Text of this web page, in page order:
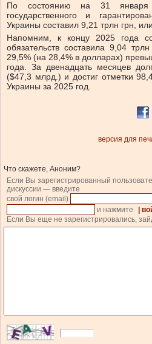
По состоянию на 31
государственного и
Украины составил 9,21 трлн грн,
Напомним, к концу 2025 года
обязательств составила 9,04
29,5% (на 28,4% в долларах)
года. За двенадцать месяцев
($47,3 млрд.) и достиг отметки
Украины за 2025 год.
версия для
Что скажете, Аноним?
Если Вы зарегистрированный
дискуссии — введите
свой логин (email)
и нажмите
|
Если Вы еще не зарегистрировались,